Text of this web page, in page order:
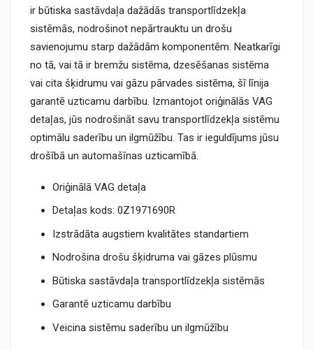
ir būtiska sastāvdaļa dažādās transportlīdzekļa
sistēmās, nodrošinot nepārtrauktu un drošu
savienojumu starp dažādām komponentēm. Neatkarīgi
no tā, vai tā ir bremžu sistēma, dzesēšanas sistēma
vai cita šķidrumu vai gāzu pārvades sistēma, šī līnija
garantē uzticamu darbību. Izmantojot oriģinālās VAG
detaļas, jūs nodrošināt savu transportlīdzekļa sistēmu
optimālu saderību un ilgmūžību. Tas ir ieguldījums jūsu
drošībā un automašīnas uzticamībā.
Oriģinālā VAG detaļa
Detaļas kods: 0Z1971690R
Izstrādāta augstiem kvalitātes standartiem
Nodrošina drošu šķidruma vai gāzes plūsmu
Būtiska sastāvdaļa transportlīdzekļa sistēmās
Garantē uzticamu darbību
Veicina sistēmu saderību un ilgmūžību